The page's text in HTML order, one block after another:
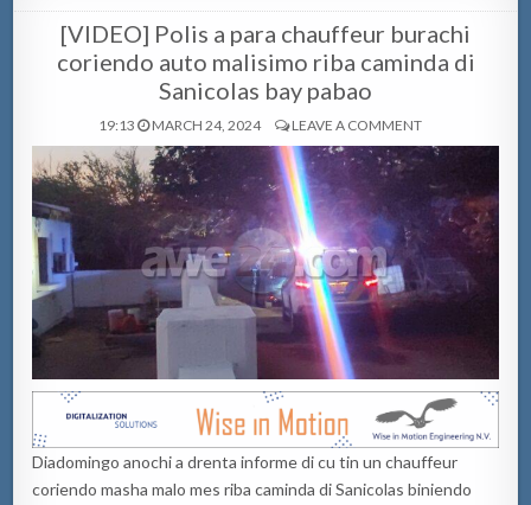
[VIDEO] Polis a para chauffeur burachi
coriendo auto malisimo riba caminda di
Sanicolas bay pabao
19:13 MARCH 24, 2024 LEAVE A COMMENT
Diadomingo anochi a drenta informe di cu tin un chauffeur
coriendo masha malo mes riba caminda di Sanicolas biniendo